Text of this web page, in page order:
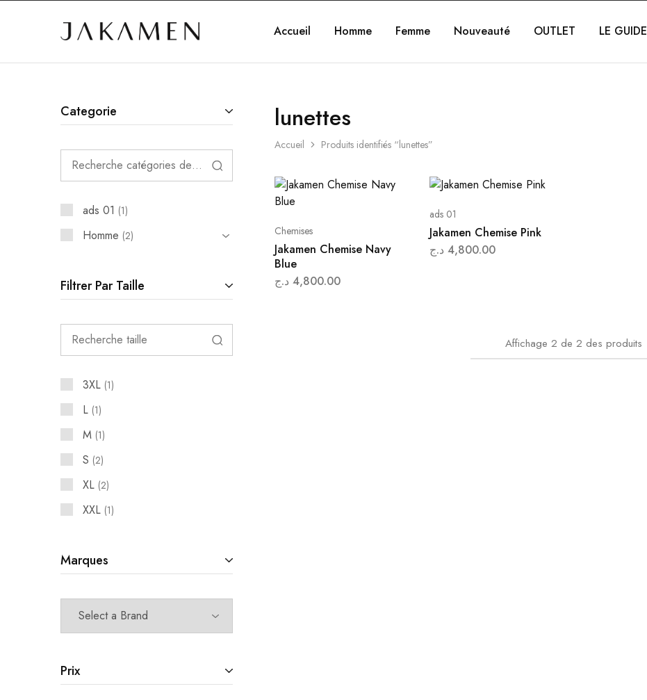
Jakamen Accueil Homme Femme Nouveauté OUTLET LE GUIDE
lunettes
Accueil Produits identifiés “lunettes”
Chemises
Jakamen Chemise Navy
Blue
4,800.00 د.ج
ads 01
Jakamen Chemise Pink
4,800.00 د.ج
Affichage 2de2des produits
Categorie
ads 01 1
Homme 2
Filtrer Par Taille
3XL 1
L 1
M 1
S 2
XL 2
XXL 1
Marques
Prix